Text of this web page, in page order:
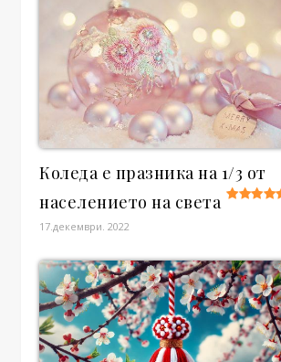
Коледа е празника на 1/3 от
населението на света
17.декември. 2022